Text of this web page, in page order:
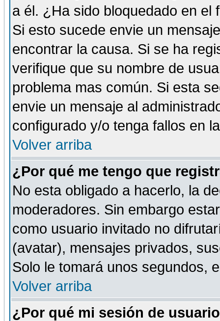
a él. ¿Ha sido bloquedado en
Si esto sucede envie un
encontrar la causa. Si se ha
verifique que su nombre de
problema mas común. Si esta
envie un mensaje al
configurado y/o tenga fallos en
Volver arriba
¿Por qué me tengo que
No esta obligado a hacerlo, la
moderadores. Sin embargo
como usuario invitado no
(avatar), mensajes privados,
Solo le tomará unos segundos,
Volver arriba
¿Por qué mi sesión de